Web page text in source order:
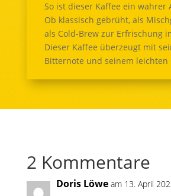
So ist dieser Kaffee ein wahrer
Ob klassisch gebrüht, als
als Cold-Brew zur Erfrischung
Dieser Kaffee überzeugt mit
Bitternote und seinem leichten
2 Kommentare
Doris Löwe am 13. April